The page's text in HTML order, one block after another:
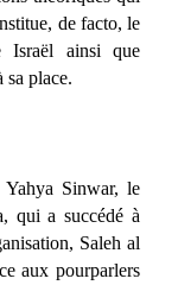
de facto, le
Israël ainsi que
sa place.
Yahya Sinwar, le
qui a succédé à
Saleh al
aux pourparlers